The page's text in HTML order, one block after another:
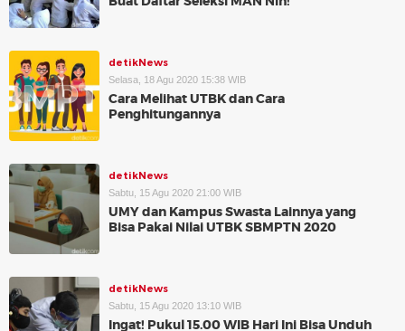
detikNews
Selasa, 18 Agu 2020 15:38 WIB
Cara Melihat UTBK dan Cara
Penghitungannya
detikNews
Sabtu, 15 Agu 2020 21:00 WIB
UMY dan Kampus Swasta Lainnya yang
Bisa Pakai Nilai UTBK SBMPTN 2020
detikNews
Sabtu, 15 Agu 2020 13:10 WIB
Ingat! Pukul 15.00 WIB Hari Ini Bisa Unduh